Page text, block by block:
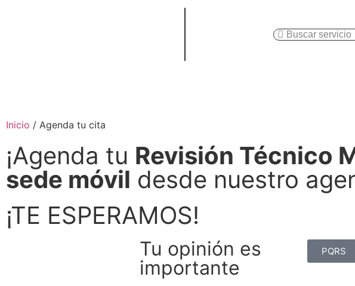
Inicio / Agenda tu cita
¡Agenda tu Revisión Técnico
sede móvil desde nuestro
¡TE ESPERAMOS!
Tu opinión es
importante
PQRS